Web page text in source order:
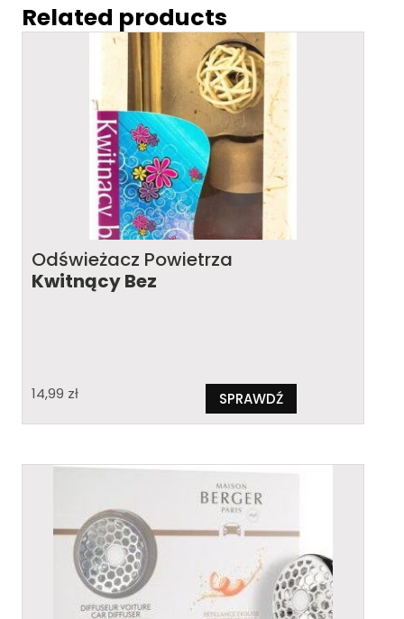
Related products
Odświeżacz Powietrza
Kwitnący Bez
14,99 zł SPRAWDŹ